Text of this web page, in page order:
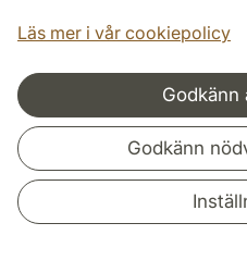
Läs mer i vår cookiepolicy
Godkänn
Godkänn
Samarbeten